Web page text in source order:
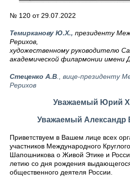
№ 120 от 29.07.2022
Темирканову Ю.Х., президенту
Рерихов,
художественному руководителю
академической филармонии
Стеценко А.В., вице-президенту
Рерихов
Уважаемый Юрий
Уважаемый Александр
Приветствуем в Вашем лице всех
участников Международного
Шапошникова о Живой Этике и
летию со дня рождения
общественного деятеля России.